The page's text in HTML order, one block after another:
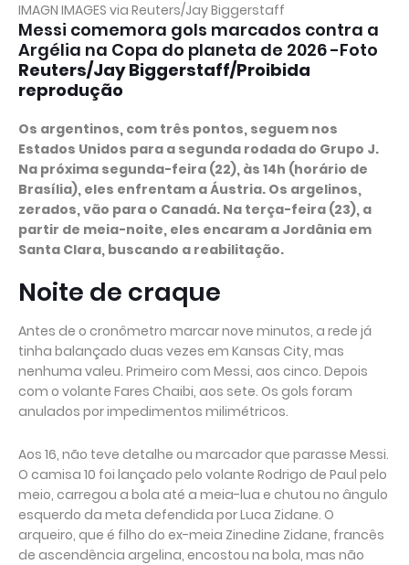
Messi comemora gols marcados contra a
Argélia na Copa do planeta de 2026 -Foto
Reuters/Jay Biggerstaff/Proibida
reprodução
Os argentinos, com três pontos, seguem nos
Estados Unidos para a segunda rodada do Grupo J.
Na próxima segunda-feira (22), às 14h (horário de
Brasília), eles enfrentam a Áustria. Os argelinos,
zerados, vão para o Canadá. Na terça-feira (23), a
partir de meia-noite, eles encaram a Jordânia em
Santa Clara, buscando a reabilitação.
Noite de craque
Antes de o cronômetro marcar nove minutos, a rede já
tinha balançado duas vezes em Kansas City, mas
nenhuma valeu. Primeiro com Messi, aos cinco. Depois
com o volante Fares Chaibi, aos sete. Os gols foram
anulados por impedimentos milimétricos.
Aos 16, não teve detalhe ou marcador que parasse Messi.
O camisa 10 foi lançado pelo volante Rodrigo de Paul pelo
meio, carregou a bola até a meia-lua e chutou no ângulo
esquerdo da meta defendida por Luca Zidane. O
arqueiro, que é filho do ex-meia Zinedine Zidane, francês
de ascendência argelina, encostou na bola, mas não